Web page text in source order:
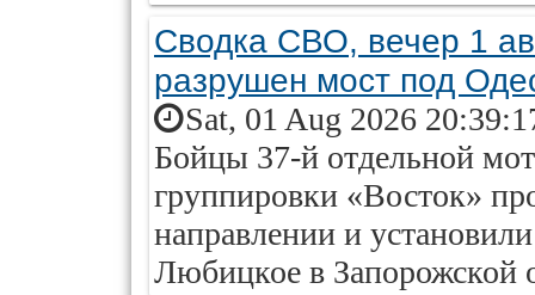
Сводка СВО, вечер 1
разрушен мост под
Sat, 01 Aug 2026
Бойцы 37-й отдельной
группировки «Восток»
направлении и
Любицкое в Запорожской